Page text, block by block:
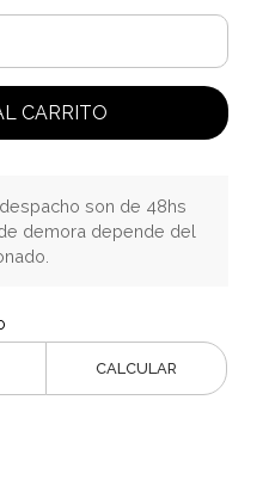
CARRITO
son de 48hs
demora depende del
CALCULAR